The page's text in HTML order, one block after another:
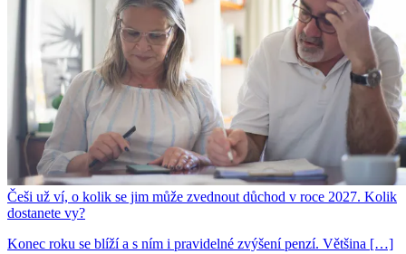
Češi už ví, o kolik se jim může zvednout důchod v roce 2027. Kolik
dostanete vy?
Konec roku se blíží a s ním i pravidelné zvýšení penzí. Většina […]